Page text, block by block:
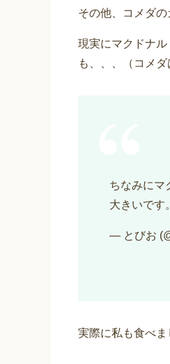
その他、コメダ
現実にマクドナ
も、、、（コメ
ちなみにマ
大きいです
— とびお
実際に私も食べま